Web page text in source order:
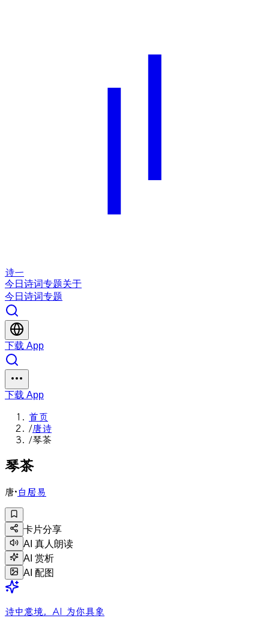
诗一
今日 诗词专题关于
今日 诗词专题
下载 App
下载 App
首页
/唐诗
/琴茶
琴茶
唐·白居易
卡片分享
AI 真人朗读
AI 赏析
AI 配图
诗中意境，AI 为你具象